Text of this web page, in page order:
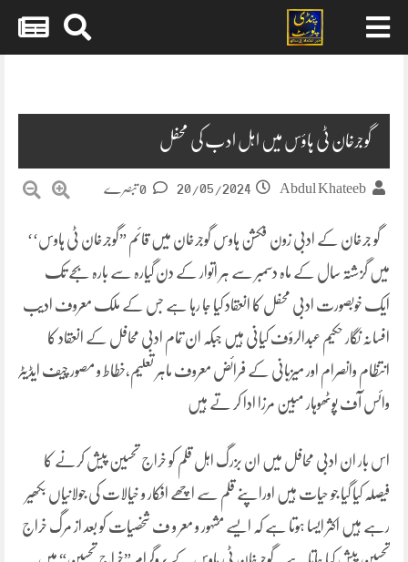
گوجرخان ٹی ہاؤس میں اہل ادب کی محفل
Abdul Khateeb
20/05/2024
گو جرخان کے ادبی زون فکشن ہاوس گوجرخان میں قائم ”گوجرخان ٹی ہاوس‘‘
میں گزشتہ سال کے ماہ دسمبر سے ہر اتوار کے دن گیارہ سے بارہ بجے تک
ایک خوبصورت ادبی محفل کا انعقاد کیا جا رہا ہے جس کے ملک معروف ادیب
افسانہ نگار حکیم عبدالرؤف کیانی ہیں جبکہ ان تمام ادبی محافل کے انعقاد کا
انتظام وانصرام اور میزبانی کے فرائض معروف ماہر تعلیم،خطاط و مصور چیف ایڈیٹر
وائس آف پوٹھوہار مبین مرزا ادا کر تے ہیں
اس بار ان ادبی محافل میں ان بزرگ اہل قلم کو خراج تحسین پیش کرنے کا
فیصلہ کیا گیا جو حیات ہیں اوراپنے قلم سے اچھے افکار و خیالات کی جولانیاں بکھیر
رہے ہیں اکثر ایسا ہوتا ہے کہ ایسے مشہور و معر و ف شخصیات کو بعد از مرگ خراج